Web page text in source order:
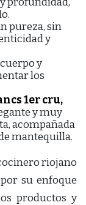
pureza, sin
y
y
los
1er cru,
y muy
acompañada
mantequilla.
riojano
su enfoque
productos y